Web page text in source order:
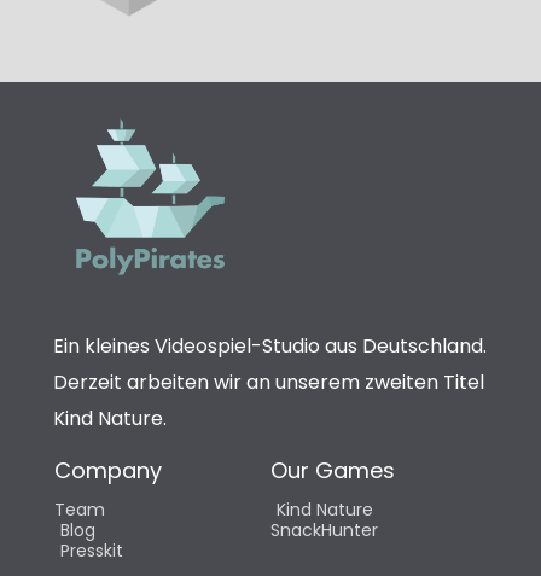
Ein kleines Videospiel-Studio aus Deutschland.
Derzeit arbeiten wir an unserem zweiten Titel
Kind Nature.
Company
Team
Blog
Presskit
Our Games
Kind Nature
SnackHunter